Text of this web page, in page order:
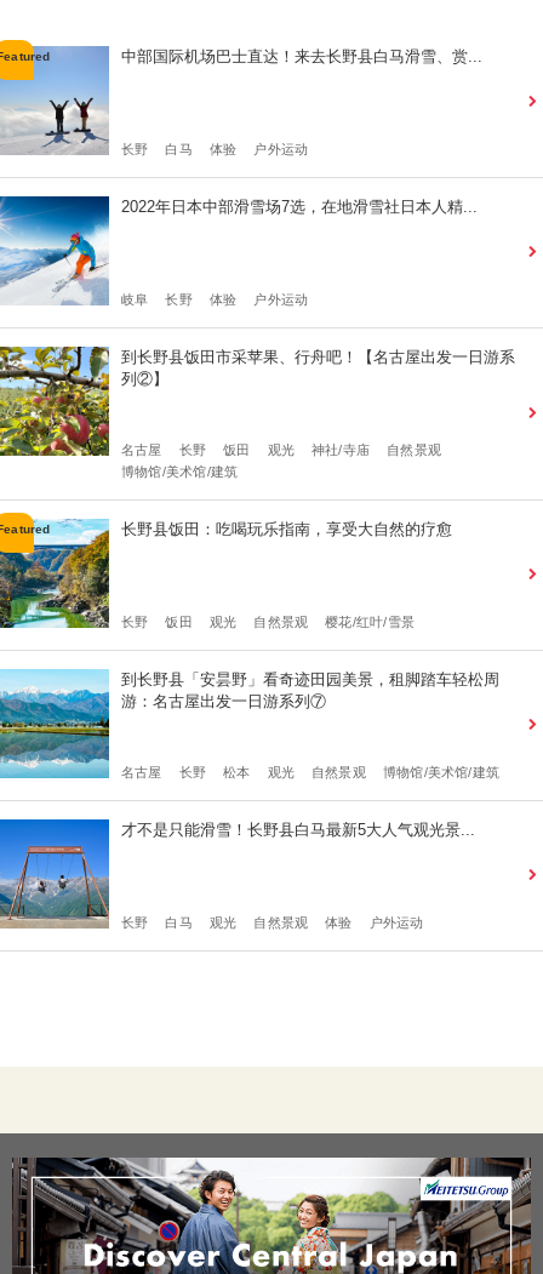
中部国际机场巴士直达！来去长野县白马滑雪、赏...
长野 白马 体验 户外运动
2022年日本中部滑雪场7选，在地滑雪社日本人精...
岐阜 长野 体验 户外运动
到长野县饭田市采苹果、行舟吧！【名古屋出发一日游系
列②】
名古屋 长野 饭田 观光 神社/寺庙
自然景观
博物馆/美术馆/建筑
长野县饭田：吃喝玩乐指南，享受大自然的疗愈
长野 饭田 观光 自然景观 樱花/红叶/雪景
到长野县「安昙野」看奇迹田园美景，租脚踏车轻松周
游：名古屋出发一日游系列⑦
名古屋 长野 松本 观光 自然景观 博物馆/美术馆/建筑
才不是只能滑雪！长野县白马最新5大人气观光景...
长野 白马 观光 自然景观 体验 户外运动